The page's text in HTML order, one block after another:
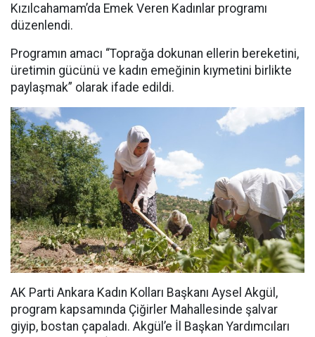
Kızılcahamam’da Emek Veren Kadınlar programı
düzenlendi.
Programın amacı “Toprağa dokunan ellerin bereketini,
üretimin gücünü ve kadın emeğinin kıymetini birlikte
paylaşmak” olarak ifade edildi.
AK Parti Ankara Kadın Kolları Başkanı Aysel Akgül,
program kapsamında Çiğirler Mahallesinde şalvar
giyip, bostan çapaladı. Akgül’e İl Başkan Yardımcıları